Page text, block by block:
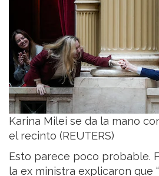
Karina Milei se da la mano
el recinto (REUTERS)
Esto parece poco probable.
la ex ministra explicaron que